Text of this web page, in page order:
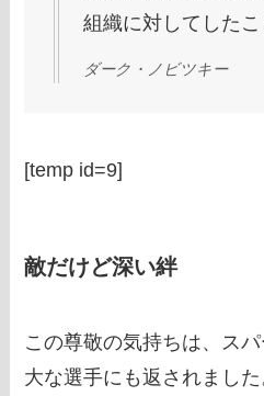
組織に対してしたこ
ダーク・ノビツキー
[temp id=9]
敵だけど深い絆
この尊敬の気持ちは、ス
大な選手にも返されました